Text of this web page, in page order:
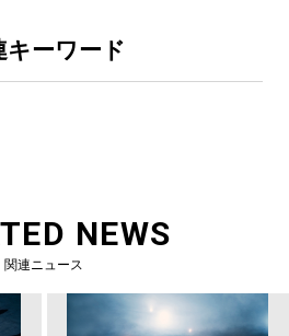
キーワード
NEWS
関連ニュース